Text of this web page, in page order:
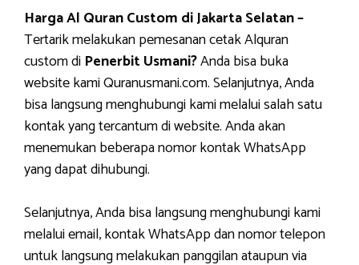
Harga Al Quran Custom di Jakarta Selatan –
Tertarik melakukan pemesanan cetak Alquran
custom di Penerbit Usmani?Anda bisa buka
website kami Quranusmani.com. Selanjutnya, Anda
bisa langsung menghubungi kami melalui salah satu
kontak yang tercantum di website. Anda akan
menemukan beberapa nomor kontak WhatsApp
yang dapat dihubungi.
Selanjutnya, Anda bisa langsung menghubungi kami
melalui email, kontak WhatsApp dan nomor telepon
untuk langsung melakukan panggilan ataupun via